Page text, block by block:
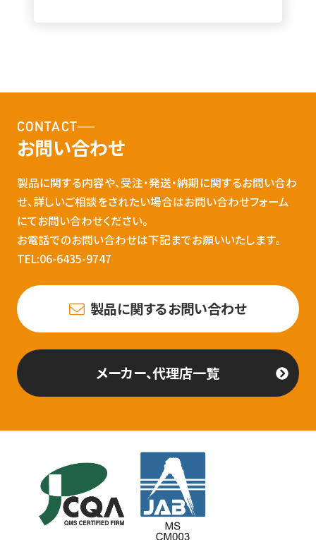
CONTACT
お問い合わせ
製品に関する内容や、受注・発送・納期に関するお問い合わ
せ、詳しいご相談をされたい場合はお問い合わせフォーム
にてお問い合わせください。
お電話でのお問い合わせは下記までお願いいたします。
TEL:06-6435-9747
製品に関するお問い合わせ
メーカー、代理店一覧